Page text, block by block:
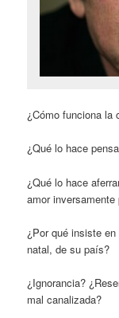
¿Cómo funciona la
¿Qué lo hace
¿Qué lo hace
amor
¿Por qué insiste
natal, de su país?
¿Ignorancia?
mal canalizada?